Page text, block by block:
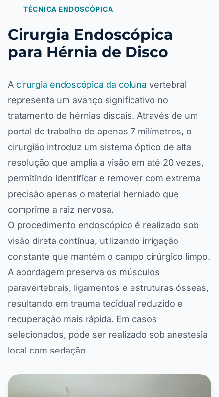
TÉCNICA ENDOSCÓPICA
Cirurgia Endoscópica
para Hérnia de Disco
A cirurgia endoscópica da coluna vertebral
representa um avanço significativo no
tratamento de hérnias discais. Através de um
portal de trabalho de apenas 7 milímetros, o
cirurgião introduz um sistema óptico de alta
resolução que amplia a visão em até 20 vezes,
permitindo identificar e remover com extrema
precisão apenas o material herniado que
comprime a raiz nervosa.
O procedimento endoscópico é realizado sob
visão direta contínua, utilizando irrigação
constante que mantém o campo cirúrgico limpo.
A abordagem preserva os músculos
paravertebrais, ligamentos e estruturas ósseas,
resultando em trauma tecidual reduzido e
recuperação mais rápida. Em casos
selecionados, pode ser realizado sob anestesia
local com sedação.